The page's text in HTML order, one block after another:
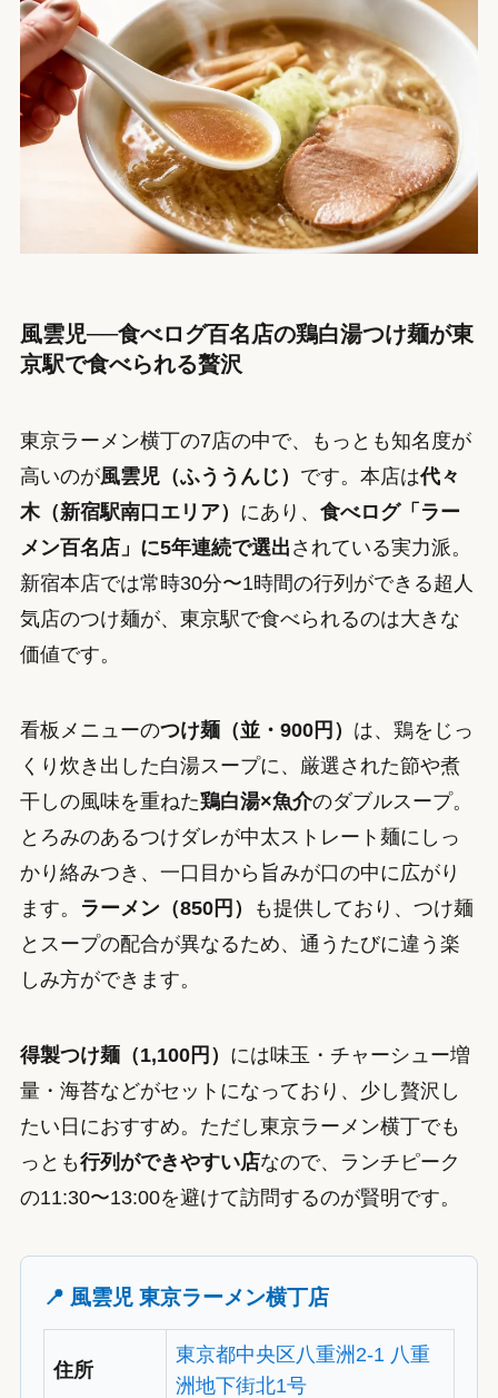
風雲児──食べログ百名店の鶏白湯つけ麺が東
京駅で食べられる贅沢
東京ラーメン横丁の7店の中で、もっとも知名度が
高いのが風雲児（ふううんじ） です。本店は代々
木（新宿駅南口エリア） にあり、 食べログ「ラー
メン百名店」に5年連続で選出 されている実力派。
新宿本店では常時30分〜1時間の行列ができる超人
気店のつけ麺が、東京駅で食べられるのは大きな
価値です。
看板メニューのつけ麺（並・900円） は、鶏をじっ
くり炊き出した白湯スープに、厳選された節や煮
干しの風味を重ねた鶏白湯×魚介のダブルスープ。
とろみのあるつけダレが中太ストレート麺にしっ
かり絡みつき、一口目から旨みが口の中に広がり
ます。
ラーメン（850円）
も提供しており、つけ麺
とスープの配合が異なるため、通うたびに違う楽
しみ方ができます。
得製つけ麺（1,100円） には味玉・チャーシュー増
量・海苔などがセットになっており、少し贅沢し
たい日におすすめ。ただし東京ラーメン横丁でも
っとも行列ができやすい店なので、ランチピーク
の11:30〜13:00を避けて訪問するのが賢明です。
📍 風雲児 東京ラーメン横丁店
住所
東京都中央区八重洲2-1 八重
洲地下街北1号